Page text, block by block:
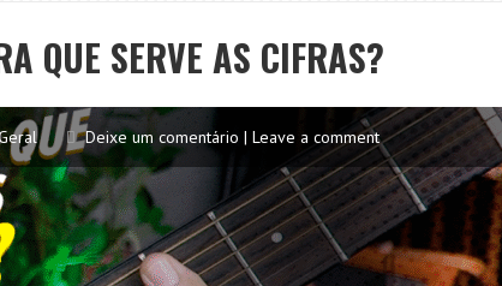
QUE SERVE AS CIFRAS?
Deixe um comentário | Leave a comment